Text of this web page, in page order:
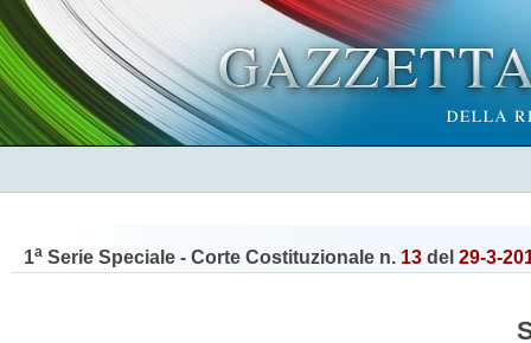
1a Serie Speciale - Corte Costituzionale n. 13 del 29-3-